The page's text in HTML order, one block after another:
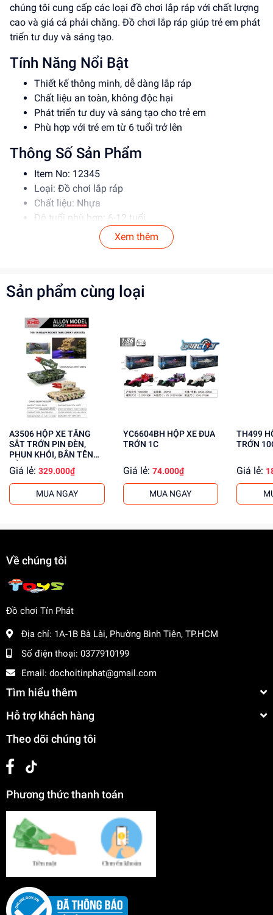
chúng tôi cung cấp các loại đồ chơi lắp ráp với chất lượng
cao và giá cả phải chăng. Đồ chơi lắp ráp giúp trẻ em phát
triển tư duy và sáng tạo.
Tính Năng Nổi Bật
Thiết kế thông minh, dễ dàng lắp ráp
Chất liệu an toàn, không độc hại
Phát triển tư duy và sáng tạo cho trẻ em
Phù hợp với trẻ em từ 6 tuổi trở lên
Thông Số Sản Phẩm
Item No: 12345
Loại: Đồ chơi lắp ráp
Chất liệu: Nhựa
Độ tuổi phù hợp: 6-12 tuổi
Hướng Dẫn Sử Dụng
Để xa tầm tay trẻ em khi không sử dụng
Lợi Ích Phát Triển
Phát triển tư duy và sáng tạo
Rèn luyện kỹ năng giải quyết vấn đề
Tăng cường khả năng phối hợp tay mắt
Mua ngay tạidochoitinphat.com, chúng tôi cung cấp giá sỉ
cho khách buôn và freeship toàn quốc. Liên hệ ngay để
Xem thêm
Sản phẩm cùng loại
A3506 HỘP XE TĂNG
SẮT TRỚN PIN ĐÈN,
PHUN KHÓI, BẮN TÊN
LỬA, SẠC USB
Giá lẻ: 329.000₫
MUA NGAY
YC6604BH HỘP XE ĐUA
TRỚN 1C
Giá lẻ: 74.000₫
MUA NGAY
TH499 HỘP XE ĐUA SẮT
TRỚN
Giá lẻ:
Về chúng tôi
Đồ chơi Tín Phát
Địa chỉ: 1A-1B Bà Lài, Phường Bình Tiên, TP.HCM
Số điện thoại: 0377910199
Email: dochoitinphat@gmail.com
Tìm hiểu thêm
Hỗ trợ khách hàng
Theo dõi chúng tôi
Phương thức thanh toán